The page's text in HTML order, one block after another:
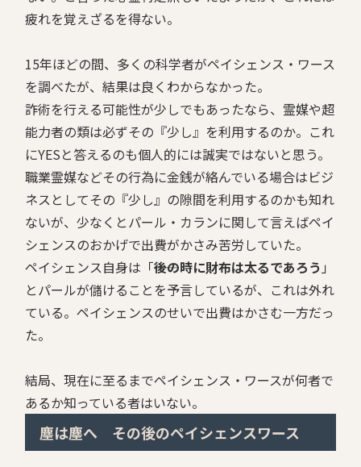
疲れを覚えざるを得ない。
15年ほどの間、多くの科学者がペイシェンス・ワース
を調べたが、結果は良くわからなかった。
詐術を行える可能性が少しでもあったなら、霊媒や超
能力者の類は必ずその『少し』を利用するのか。これ
にYESと答えるのも個人的には誠実ではないと思う。
職業霊媒などその行為に金銭が絡んでいる場合はビジ
ネスとしてその『少し』の隙間を利用するのかも知れ
ないが、少なくとパール・カランに関して言えばペイ
シェンスのおかげで出費がかさみ苦労していた。
ペイシェンス自身は「――後の時に財布は太るであろう 」
とパールが儲けることを予言しているが、これは外れ
ている。ペイシェンスのせいで出費はかさむ一方だっ
た。
結局、現在に至るまでペイシェンス・ワースが何者で
あるか知っている者はいない。
塵は塵へ その後のペイシェンスワース